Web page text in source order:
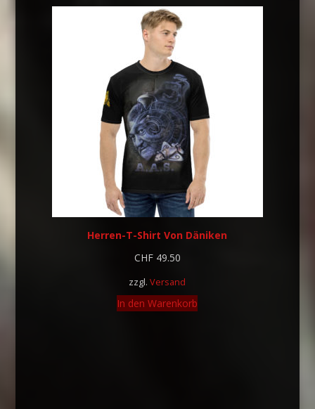
Herren-T-Shirt Von Däniken
CHF49.50
zzgl.Versand
In den Warenkorb